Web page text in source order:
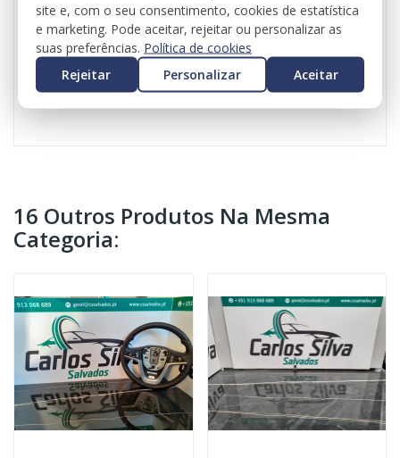
Rádio para Fiat Tipo
Referência: 00520653580
Ano: 2017
Valor do iva incluído
Valor do transporte não incluído
16 Outros Produtos Na Mesma
Categoria:
site e, com o seu consentimento, cookies de estatística
e marketing. Pode aceitar, rejeitar ou personalizar as
suas preferências. Política de cookies
Rejeitar
Personalizar Aceitar